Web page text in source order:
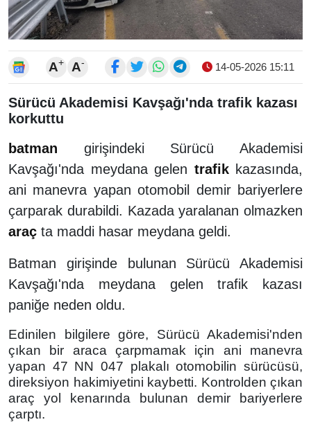
A+ A- 14-05-2026 15:11
Sürücü Akademisi Kavşağı'nda trafik kazası
korkuttu
batman girişindeki Sürücü Akademisi
Kavşağı'nda meydana gelen trafikkazasında,
ani manevra yapan otomobil demir bariyerlere
çarparak durabildi. Kazada yaralanan olmazken
araç ta maddi hasar meydana geldi.
Batman girişinde bulunan Sürücü Akademisi
Kavşağı'nda meydana gelen trafik kazası
paniğe neden oldu.
Edinilen bilgilere göre, Sürücü Akademisi'nden
çıkan bir araca çarpmamak için ani manevra
yapan 47 NN 047 plakalı otomobilin sürücüsü,
direksiyon hakimiyetini kaybetti. Kontrolden çıkan
araç yol kenarında bulunan demir bariyerlere
çarptı.